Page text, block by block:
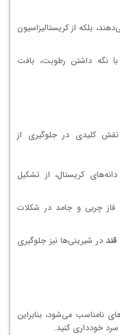
بلکه از کریستالیزاسیون
نگه داشتن رطوبت، بافت
کلیدی در جلوگیری از
کریستال، از تشکیل
فاز چربی و جامد در شکلات
قنددر شیرینی‌ها نیز جلوگیری
نامناسب می‌شود، بنابراین
خودداری کنید.